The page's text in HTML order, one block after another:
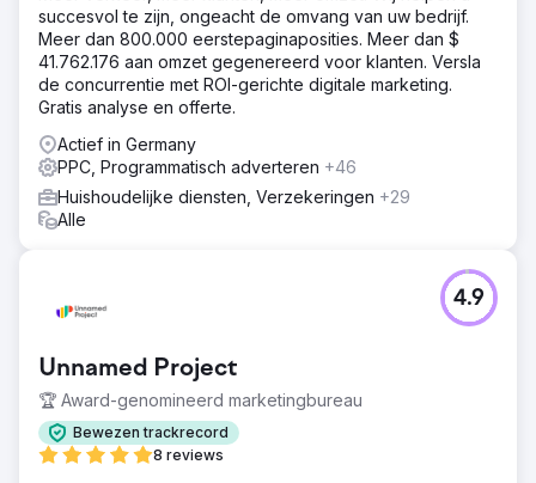
succesvol te zijn, ongeacht de omvang van uw bedrijf.
Meer dan 800.000 eerstepaginaposities. Meer dan $
41.762.176 aan omzet gegenereerd voor klanten. Versla
de concurrentie met ROI-gerichte digitale marketing.
Gratis analyse en offerte.
Actief in Germany
PPC, Programmatisch adverteren +46
Huishoudelijke diensten, Verzekeringen +29
Alle
Unnamed Project
🏆 Award-genomineerd marketingbureau
Bewezen trackrecord
8 reviews
4.9